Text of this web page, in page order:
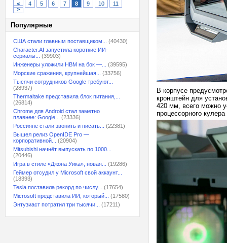
< 4 5 6 7 8 9 10
11
>
Популярные
США стали главным поставщиком...
(40430)
Character.AI запустила короткие ИИ-
сериалы...
(39903)
Инженеры уложили HBM на бок —...
(39595)
Морские сражения, крупнейшая...
(33756)
Тысячи сотрудников Google требуют...
(28937)
Thermaltake представила блок питания,...
(26814)
Chrome для Android стал заметно
плавнее: Google...
(23336)
Россияне стали звонить и писать...
(22381)
Вышел релиз OpenIDE Pro —
корпоративной...
(20904)
Mitsubishi начнёт выпускать по 1000...
(20446)
Игра в стиле «Джона Уика», новая...
(19286)
Геймер отсудил у Microsoft свой аккаунт...
(18393)
Tesla поставила рекорд по числу...
(17654)
Microsoft представила ИИ, который...
(17580)
Энтузиаст потратил три тысячи...
(17211)
В корпусе
кронштейн для
420 мм, всего можно
процессорного